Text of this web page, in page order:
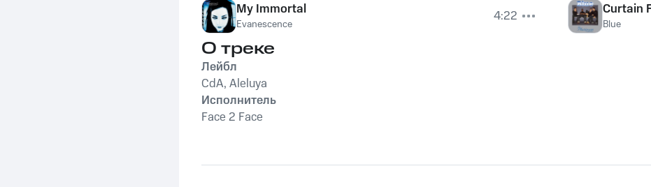
My Immortal
Evanescence 4:22
Curtain
Blue
О треке
Лейбл
CdA, Aleluya
Исполнитель
Face 2 Face